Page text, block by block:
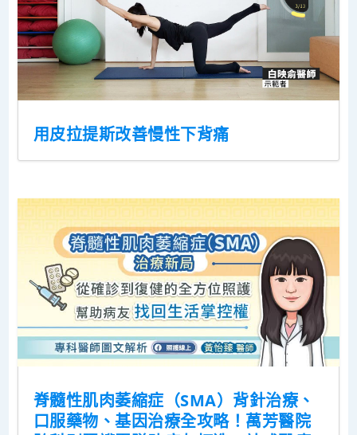
用皮拉提斯改善慢性下背痛
脊髓性肌肉萎縮症（SMA）背針治療、
口服藥物、基因治療全攻略！萬芳醫院